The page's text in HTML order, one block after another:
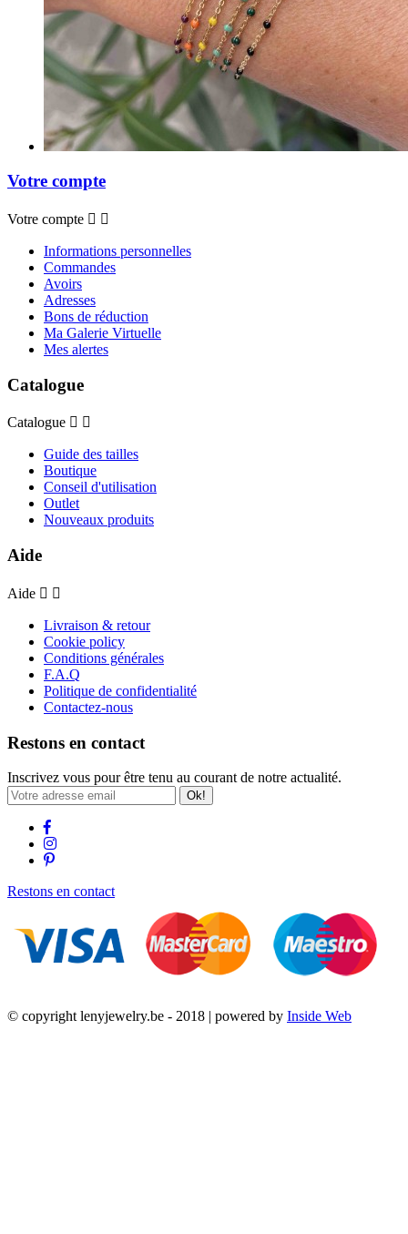
Votre compte
Votre compte  
Informations personnelles
Commandes
Avoirs
Adresses
Bons de réduction
Ma Galerie Virtuelle
Mes alertes
Catalogue
Catalogue  
Guide des tailles
Boutique
Conseil d'utilisation
Outlet
Nouveaux produits
Aide
Aide  
Livraison & retour
Cookie policy
Conditions générales
F.A.Q
Politique de confidentialité
Contactez-nous
Restons en contact
Inscrivez vous pour être tenu au courant de notre actualité.
Ok!
Restons en contact
© copyright lenyjewelry.be - 2018 | powered by Inside Web